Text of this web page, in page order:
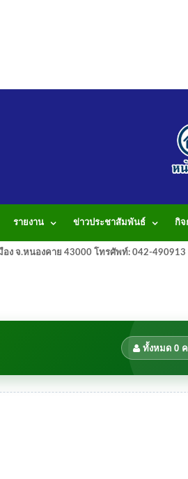
รายงาน ข่าวประชาสัมพันธ์ กิจ
ง จ.หนองคาย 43000 โทรศัพท์: 042-490913
ทั้งหมด 0